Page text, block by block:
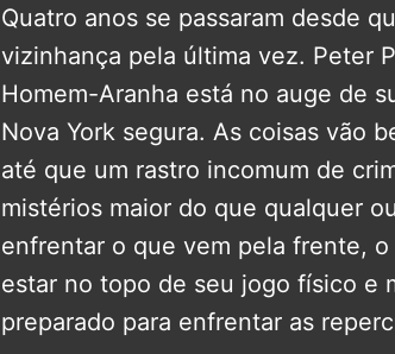
Quatro anos se passaram desde
vizinhança pela última vez. Peter
Homem-Aranha está no auge de
Nova York segura. As coisas vão
até que um rastro incomum de
mistérios maior do que qualquer
enfrentar o que vem pela frente,
estar no topo de seu jogo físico e
preparado para enfrentar as